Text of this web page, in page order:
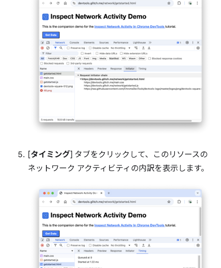
[タイミング] タブをクリックして、このリソースの
ネットワーク アクティビティの内訳を表示します。